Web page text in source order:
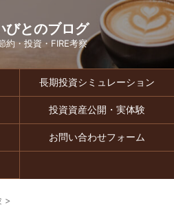
びとのブログ
約・投資・FIRE考察
長期投資シミュレーション
投資資産公開・実体験
お問い合わせフォーム
>